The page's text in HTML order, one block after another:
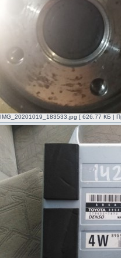
IMG_20201019_183533.jpg [ 626.77 КБ |